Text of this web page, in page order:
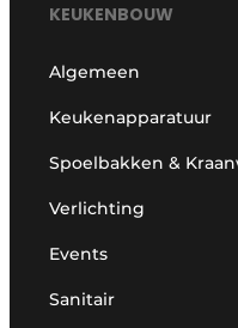
KEUKENBOUW
Algemeen
Keukenapparatuur
Spoelbakken &
Verlichting
Events
Sanitair